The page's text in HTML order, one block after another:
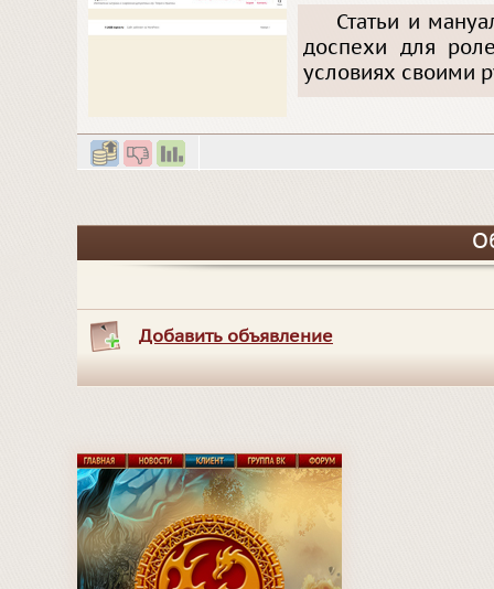
Статьи и
доспехи для
условиях своими
Добавить объявление